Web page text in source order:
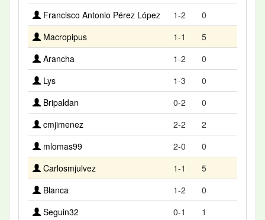
Francisco Antonio Pérez López
1-2
0
Macropipus
1-1
5
Arancha
1-2
0
Lys
1-3
0
Bripaldan
0-2
0
cmjimenez
2-2
2
mlomas99
2-0
0
Carlosmjulvez
1-1
5
Blanca
1-2
0
Seguin32
0-1
1